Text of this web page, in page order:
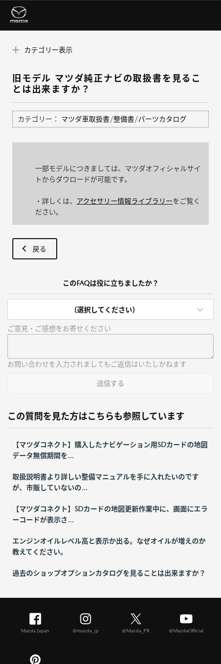
カテゴリー表示
旧モデル マツダ純正ナビの取扱書を見るこ
とは出来ますか？
カテゴリー： マツダ車取扱書/整備書/パーツカタログ
一部モデルにつきましては、マツダオフィシャルサイ
トからダウロードが可能です。
・詳しくは、 アクセサリー情報ライブラリーをご覧く
ださい。
戻る
このFAQは役に立ちましたか？
(選択してください)
ご意見・ご感想をお寄せください
お問い合わせを入力されましてもご返信はいたしかねます
送信する
この質問を見た方はこちらも参照しています
【マツダコネクト】購入したナビゲーション用SDカードの地図
データ無償期間を...
取扱説明書より詳しい整備マニュアルを手に入れたいのです
が、市販していないの...
【マツダコネクト】SDカードの地図更新作業中に、画面にエラ
ーコードが表示さ...
エンジンオイルレベル高と表示か出る。なぜオイルが増えのか
教えてください。
過去のショップオプションカタログを見ることは出来ますか？
Mazda Japan @mazda_jp @Mazda_PR @MazdaOfficial